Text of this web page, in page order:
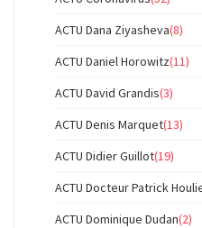
ACTU Dana Ziyasheva(8)
ACTU Daniel Horowitz(11)
ACTU David Grandis(3)
ACTU Denis Marquet(13)
ACTU Didier Guillot(19)
ACTU Docteur Patrick
ACTU Dominique Dudan(2)